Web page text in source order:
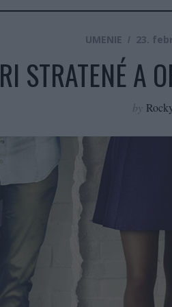
UMENIE 23.
STRATENÉ A
by